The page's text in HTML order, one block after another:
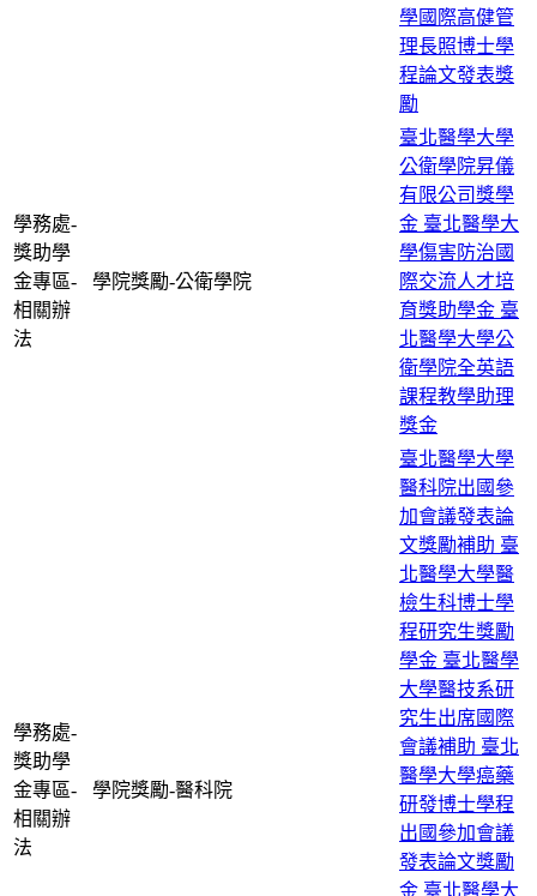
學國際高健管
理長照博士學
程論文發表獎
勵
學務處-
獎助學
金專區-
相關辦
法
學院獎勵-公衛學院
臺北醫學大學
公衛學院昇儀
有限公司獎學
金 臺北醫學大
學傷害防治國
際交流人才培
育獎助學金 臺
北醫學大學公
衛學院全英語
課程教學助理
獎金
學務處-
獎助學
金專區-
相關辦
法
學院獎勵-醫科院
臺北醫學大學
醫科院出國參
加會議發表論
文獎勵補助 臺
北醫學大學醫
檢生科博士學
程研究生獎勵
學金 臺北醫學
大學醫技系研
究生出席國際
會議補助 臺北
醫學大學癌藥
研發博士學程
出國參加會議
發表論文獎勵
金 臺北醫學大